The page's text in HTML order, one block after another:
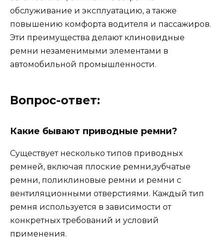
обслуживание и эксплуатацию, а также
повышению комфорта водителя и пассажиров.
Эти преимущества делают клиновидные
ремни незаменимыми элементами в
автомобильной промышленности.
Вопрос-ответ:
Какие бывают приводные ремни?
Существует несколько типов приводных
ремней, включая плоские ремни,зубчатые
ремни, поликлиновые ремни и ремни с
вентиляционными отверстиями. Каждый тип
ремня используется в зависимости от
конкретных требований и условий
применения.